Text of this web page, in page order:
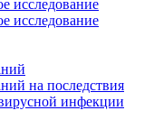
исследование
исследование
на последствия
инфекции